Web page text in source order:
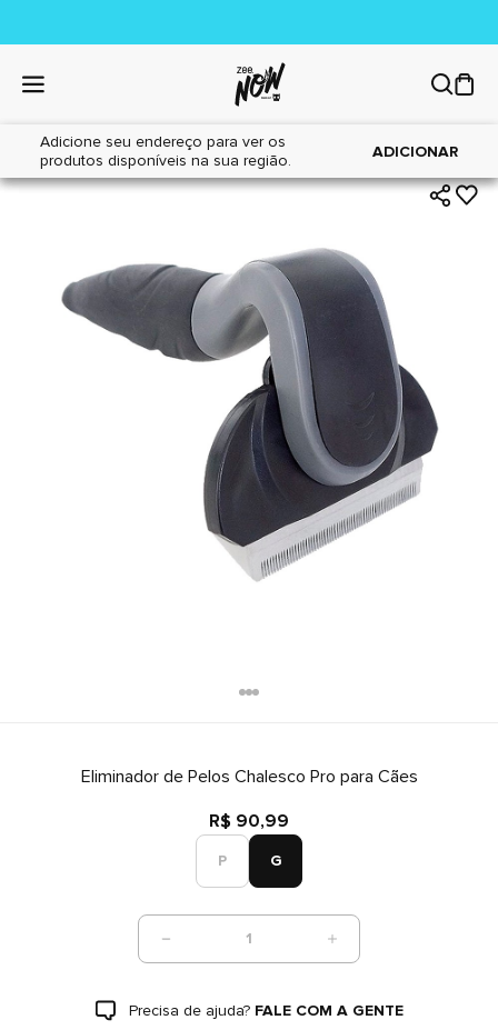
Adicione seu endereço para ver os
produtos disponíveis na sua região.
ADICIONAR
Home|Cães|Higiene
Eliminador de Pelos Chalesco Pro para Cães
R$ 90,99
P G
1
Precisa de ajuda? FALE COM A GENTE